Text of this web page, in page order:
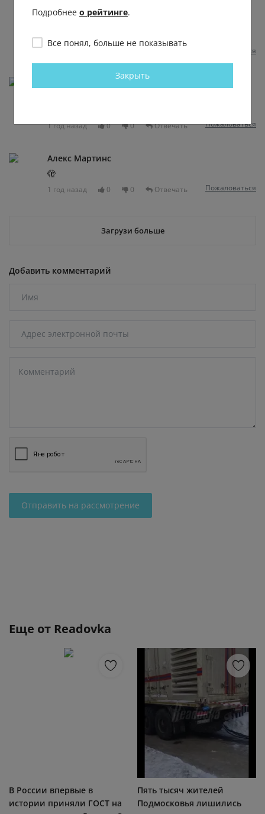
Костя Лукьянов
Пожаловаться
Илья Раковский
1 год назад 0 0 Отвечать Пожаловаться
Алекс Мартинс
🫣
1 год назад 0 0 Отвечать Пожаловаться
Загрузи больше
Добавить комментарий
Отправить на рассмотрение
Еще от Readovka
В России впервые в
истории приняли ГОСТ на
Пять тысяч жителей
Подмосковья лишились
Подробнее о рейтинге.
Все понял, больше не показывать
Закрыть